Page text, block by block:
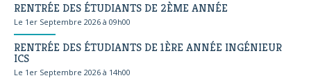
RENTRÉE DES ÉTUDIANTS DE 2ÈME ANNÉE
Le 1er Septembre 2026 à 09h00
RENTRÉE DES ÉTUDIANTS DE 1ÈRE ANNÉE INGÉNIEUR
ICS
Le 1er Septembre 2026 à 14h00